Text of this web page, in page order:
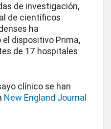
de investigación,
de científicos
ha
dispositivo Prima,
de 17 hospitales
clínico se han
New England Journal